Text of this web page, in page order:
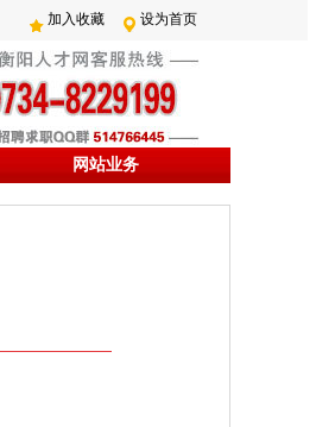
加入收藏 设为首页
网站业务